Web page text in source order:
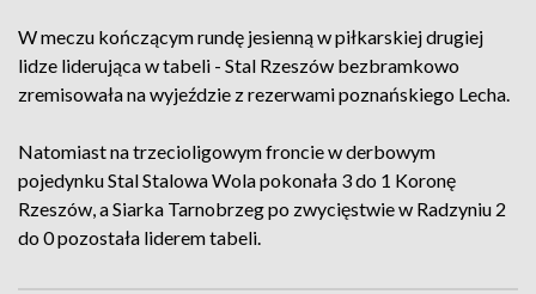
W meczu kończącym rundę jesienną w piłkarskiej drugiej
lidze liderująca w tabeli - Stal Rzeszów bezbramkowo
zremisowała na wyjeździe z rezerwami poznańskiego Lecha.
Natomiast na trzecioligowym froncie w derbowym
pojedynku Stal Stalowa Wola pokonała 3 do 1 Koronę
Rzeszów, a Siarka Tarnobrzeg po zwycięstwie w Radzyniu 2
do 0 pozostała liderem tabeli.